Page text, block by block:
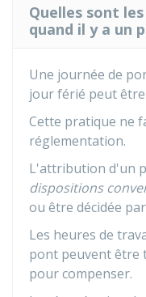
Quelles sont
quand il y a un
Une journée de
jour férié peut
Cette pratique ne
réglementation.
L'attribution d'un
dispositions
ou être décidée
Les heures de
pont peuvent être
pour compenser.